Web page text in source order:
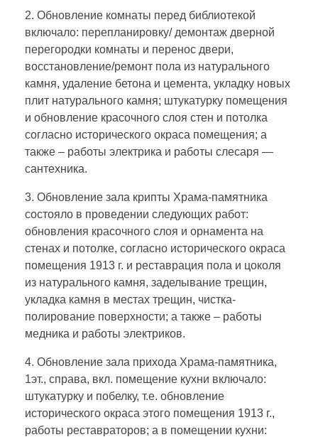
2. Обновление комнаты перед библиотекой
включало: перепланировку/ демонтаж дверной
перегородки комнаты и перенос двери,
восстановление/ремонт пола из натурального
камня, удаление бетона и цемента, укладку новых
плит натурального камня; штукатурку помещения
и обновление красочного слоя стен и потолка
согласно исторического окраса помещения; а
также – работы электрика и работы слесаря —
сантехника.
3. Обновление зала крипты Храма-памятника
состояло в проведении следующих работ:
обновления красочного слоя и орнамента на
стенах и потолке, согласно исторического окраса
помещения 1913 г. и реставрация пола и цоколя
из натурального камня, заделывание трещин,
укладка камня в местах трещин, чистка-
полирование поверхности; а также – работы
медника и работы электриков.
4. Обновление зала прихода Храма-памятника,
1эт., справа, вкл. помещение кухни включало:
штукатурку и побелку, т.е. обновление
исторического окраса этого помещения 1913 г.,
работы реставраторов; а в помещении кухни: